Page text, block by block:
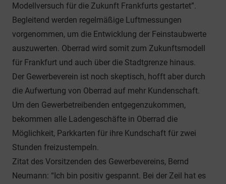
Modellversuch für die Zukunft Frankfurts gestartet”.
Begleitend werden regelmäßige Luftmessungen
vorgenommen, um die Entwicklung der Feinstaubwerte
auszuwerten. Oberrad wird somit zum Zukunftsmodell
für Frankfurt und auch über die Stadtgrenze hinaus.
Der Gewerbeverein ist noch skeptisch, hofft aber durch
die Aufwertung von Oberrad auf mehr Kundenschaft.
Um den Gewerbetreibenden entgegenzukommen,
bekommen alle Ladengeschäfte in Oberrad die
Möglichkeit, Parkkarten für ihre Kundschaft für zwei
Stunden freizustempeln.
Zitat des Vorsitzenden des Gewerbevereins, Bernd
Neumann: “Ich bin positiv gespannt. Bei der Zeil hat es